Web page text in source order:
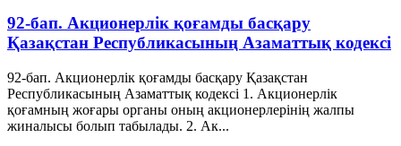
92-бап. Акционерлiк қоғамды басқару
Қазақстан Республикасының Азаматтық кодексi
92-бап. Акционерлiк қоғамды басқару Қазақстан
Республикасының Азаматтық кодексi 1. Акционерлiк
қоғамның жоғары органы оның акционерлерiнiң жалпы
жиналысы болып табылады. 2. Ак...